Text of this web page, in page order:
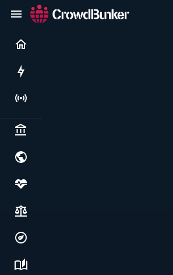
Live
Politics & institutions
Society, justice & freedoms
Economy, environment & technology
Science, history & spirituality